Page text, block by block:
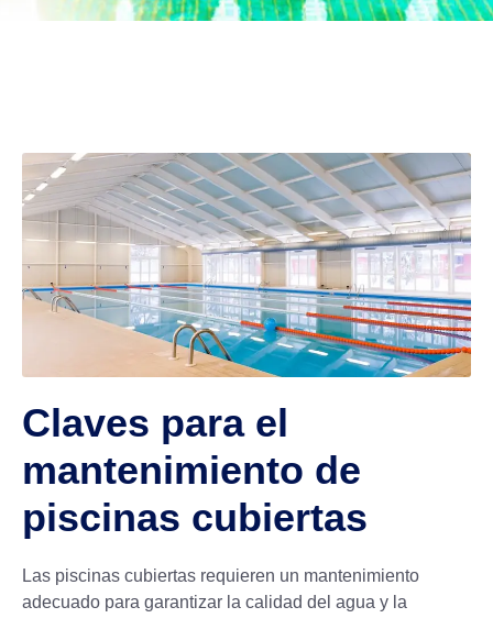
Claves para el
mantenimiento de
piscinas cubiertas
Las piscinas cubiertas requieren un mantenimiento
adecuado para garantizar la calidad del agua y la